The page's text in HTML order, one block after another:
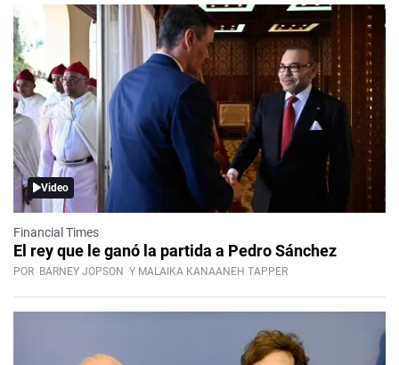
Video
Financial Times
El rey que le ganó la partida a Pedro Sánchez
POR BARNEY JOPSON Y MALAIKA KANAANEH TAPPER